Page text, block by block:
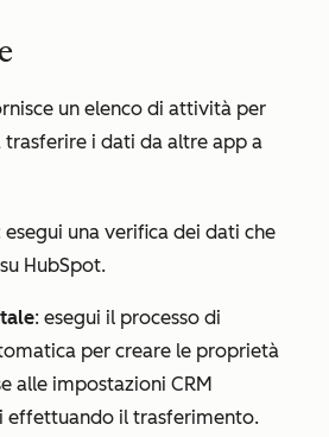
un elenco di attività per
trasferire i dati da altre app a
esegui una verifica dei dati che
HubSpot.
: esegui il processo di
per creare le proprietà
alle impostazioni CRM
effettuando il trasferimento.